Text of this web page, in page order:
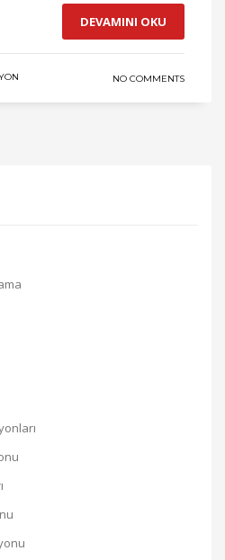
DEVAMINI OKU
NO COMMENTS